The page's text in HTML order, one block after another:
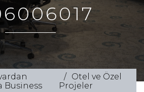
Business
Otel ve Özel
Projeler